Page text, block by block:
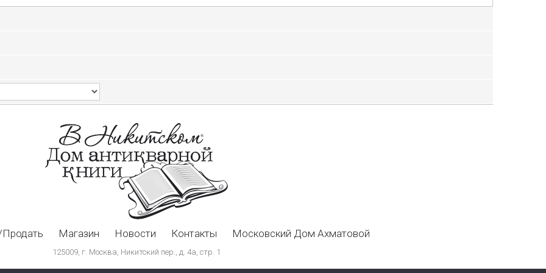
Магазин Новости Контакты Московский Дом Ахматовой
125009, г. Москва, Никитский пер., д. 4а, стр. 1